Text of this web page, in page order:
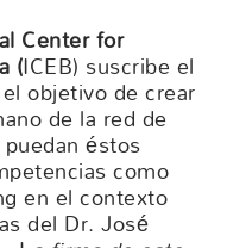
Center for
(ICEB) suscribe el
objetivo de crear
de la red de
éstos
como
en el contexto
del Dr. José